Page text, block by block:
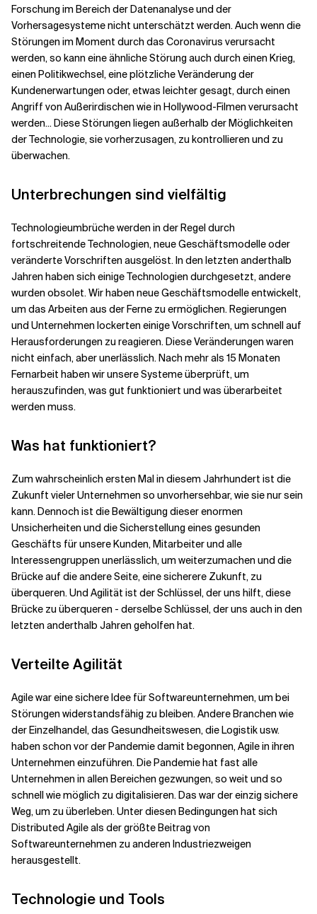
Forschung im Bereich der Datenanalyse und der
Vorhersagesysteme nicht unterschätzt werden. Auch wenn die
Störungen im Moment durch das Coronavirus verursacht
werden, so kann eine ähnliche Störung auch durch einen Krieg,
einen Politikwechsel, eine plötzliche Veränderung der
Kundenerwartungen oder, etwas leichter gesagt, durch einen
Angriff von Außerirdischen wie in Hollywood-Filmen verursacht
werden... Diese Störungen liegen außerhalb der Möglichkeiten
der Technologie, sie vorherzusagen, zu kontrollieren und zu
überwachen.
Unterbrechungen sind vielfältig
Technologieumbrüche werden in der Regel durch
fortschreitende Technologien, neue Geschäftsmodelle oder
veränderte Vorschriften ausgelöst. In den letzten anderthalb
Jahren haben sich einige Technologien durchgesetzt, andere
wurden obsolet. Wir haben neue Geschäftsmodelle entwickelt,
um das Arbeiten aus der Ferne zu ermöglichen. Regierungen
und Unternehmen lockerten einige Vorschriften, um schnell auf
Herausforderungen zu reagieren. Diese Veränderungen waren
nicht einfach, aber unerlässlich. Nach mehr als 15 Monaten
Fernarbeit haben wir unsere Systeme überprüft, um
herauszufinden, was gut funktioniert und was überarbeitet
werden muss.
Was hat funktioniert?
Zum wahrscheinlich ersten Mal in diesem Jahrhundert ist die
Zukunft vieler Unternehmen so unvorhersehbar, wie sie nur sein
kann. Dennoch ist die Bewältigung dieser enormen
Unsicherheiten und die Sicherstellung eines gesunden
Geschäfts für unsere Kunden, Mitarbeiter und alle
Interessengruppen unerlässlich, um weiterzumachen und die
Brücke auf die andere Seite, eine sicherere Zukunft, zu
überqueren. Und Agilität ist der Schlüssel, der uns hilft, diese
Brücke zu überqueren - derselbe Schlüssel, der uns auch in den
letzten anderthalb Jahren geholfen hat.
Verteilte Agilität
Agile war eine sichere Idee für Softwareunternehmen, um bei
Störungen widerstandsfähig zu bleiben. Andere Branchen wie
der Einzelhandel, das Gesundheitswesen, die Logistik usw.
haben schon vor der Pandemie damit begonnen, Agile in ihren
Unternehmen einzuführen. Die Pandemie hat fast alle
Unternehmen in allen Bereichen gezwungen, so weit und so
schnell wie möglich zu digitalisieren. Das war der einzig sichere
Weg, um zu überleben. Unter diesen Bedingungen hat sich
Distributed Agile als der größte Beitrag von
Softwareunternehmen zu anderen Industriezweigen
herausgestellt.
Technologie und Tools